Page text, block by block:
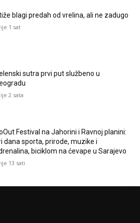
blagi predah od vrelina, ali ne zadugo
1 sat
sutra prvi put službeno u
2 sata
Festival na Jahorini i Ravnoj planini:
dana sporta, prirode, muzike i
biciklom na ćevape u Sarajevo
13 sati